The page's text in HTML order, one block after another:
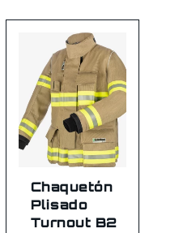
Chaquetón
Plisado
Turnout B2